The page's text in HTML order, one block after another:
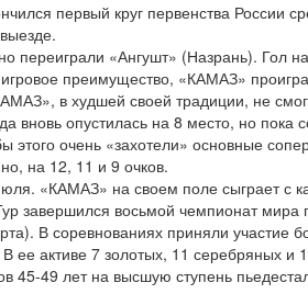
первый круг первенства России
переиграли «Ангушт» (Назрань). Гол
преимущество, «КАМАЗ»
в худшей своей традиции, не смог
вновь опустилась на 8 место, но
этого очень «захотели» основные
на 12, 11 и 9 очков.
«КАМАЗ» на своем поле сыграет с
завершился восьмой чемпионат
В соревнованиях приняли
ее активе 7 золотых, 11 серебряных
45-49 лет на высшую ступень